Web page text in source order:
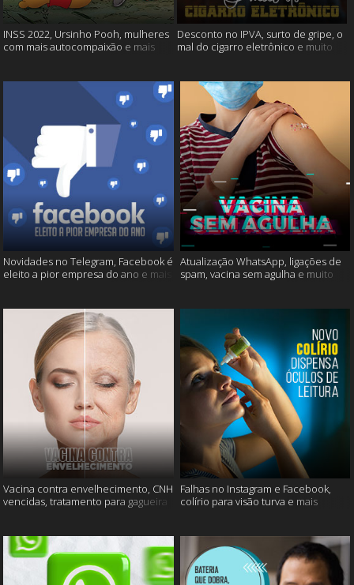
INSS 2022, Ursinho Pooh, mulheres
com mais autocompaixão e mais
Desconto no IPVA, surto de gripe, o
mal do cigarro eletrônico e muito
Novidades no Telegram, Facebook é
eleito a pior empresa do ano e mais
Atualização WhatsApp, ligações de
spam, vacina sem agulha e muito
Vacina contra envelhecimento, CNH
vencidas, tratamento para gagueira
Falhas no Instagram e Facebook,
colírio para visão turva e mais